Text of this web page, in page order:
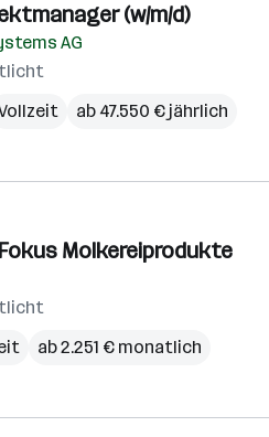
(w/m/d)
AG
ab 47.550 € jährlich
Molkereiprodukte
ab 2.251 € monatlich